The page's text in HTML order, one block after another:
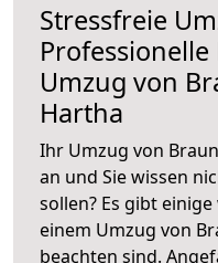
Stressfreie
Umzug von
Hartha
Ihr Umzug von
an und Sie wissen
sollen? Es gibt
einem Umzug von
beachten sind.